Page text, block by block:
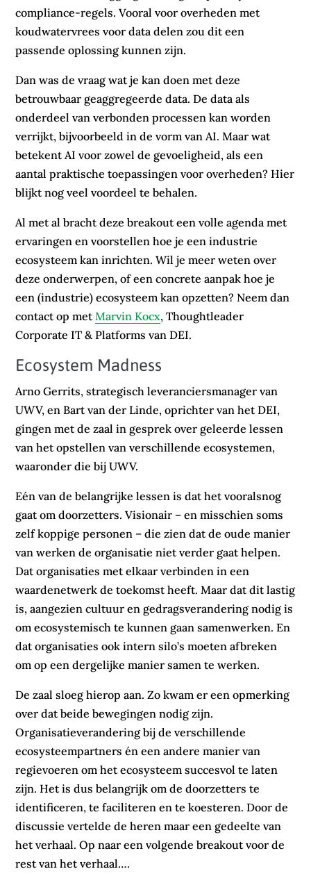
compliance-regels. Vooral voor overheden met
koudwatervrees voor data delen zou dit een
passende oplossing kunnen zijn.
Dan was de vraag wat je kan doen met deze
betrouwbaar geaggregeerde data. De data als
onderdeel van verbonden processen kan worden
verrijkt, bijvoorbeeld in de vorm van AI. Maar wat
betekent AI voor zowel de gevoeligheid, als een
aantal praktische toepassingen voor overheden? Hier
blijkt nog veel voordeel te behalen.
Al met al bracht deze breakout een volle agenda met
ervaringen en voorstellen hoe je een industrie
ecosysteem kan inrichten. Wil je meer weten over
deze onderwerpen, of een concrete aanpak hoe je
een (industrie) ecosysteem kan opzetten? Neem dan
contact op metMarvin Kocx, Thoughtleader
Corporate IT & Platforms van DEI.
Ecosystem Madness
Arno Gerrits, strategisch leveranciersmanager van
UWV, en Bart van der Linde, oprichter van het DEI,
gingen met de zaal in gesprek over geleerde lessen
van het opstellen van verschillende ecosystemen,
waaronder die bij UWV.
Eén van de belangrijke lessen is dat het vooralsnog
gaat om doorzetters. Visionair – en misschien soms
zelf koppige personen – die zien dat de oude manier
van werken de organisatie niet verder gaat helpen.
Dat organisaties met elkaar verbinden in een
waardenetwerk de toekomst heeft. Maar dat dit lastig
is, aangezien cultuur en gedragsverandering nodig is
om ecosystemisch te kunnen gaan samenwerken. En
dat organisaties ook intern silo’s moeten afbreken
om op een dergelijke manier samen te werken.
De zaal sloeg hierop aan. Zo kwam er een opmerking
over dat beide bewegingen nodig zijn.
Organisatieverandering bij de verschillende
ecosysteempartners én een andere manier van
regievoeren om het ecosysteem succesvol te laten
zijn. Het is dus belangrijk om de doorzetters te
identificeren, te faciliteren en te koesteren. Door de
discussie vertelde de heren maar een gedeelte van
het verhaal. Op naar een volgende breakout voor de
rest van het verhaal….